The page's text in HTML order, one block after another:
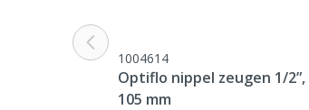
1004614
Optiflo nippel zeugen 1/2”,
105 mm